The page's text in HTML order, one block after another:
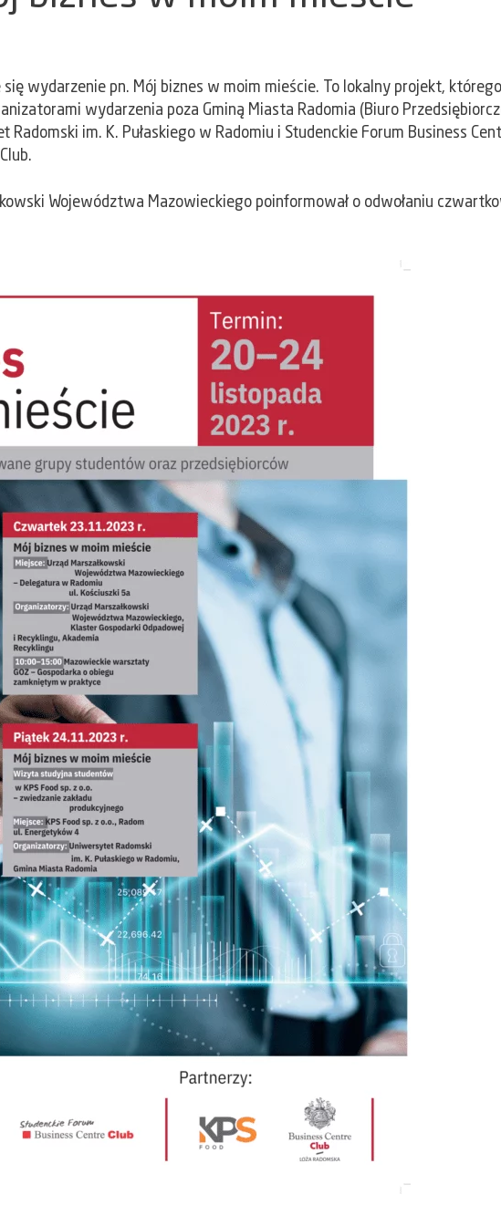
wydarzenie pn. Mój biznes w moim mieście. To lokalny projekt,
wydarzenia poza Gminą Miasta Radomia (Biuro
im. K. Pułaskiego w Radomiu i Studenckie Forum Business
Województwa Mazowieckiego poinformował o odwołaniu